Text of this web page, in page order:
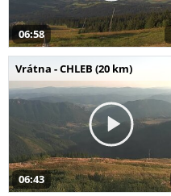
06:58
Vrátna - CHLEB (20 km)
06:43